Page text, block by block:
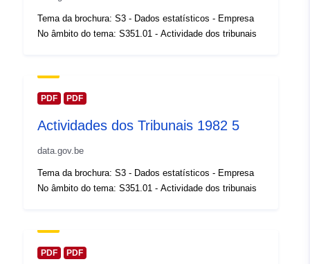
catálogo:
Atualizado em data.europa.eu:
30 July 2026
Espacial:
] ]
Identificadores: Q13974#ID
Tema da brochura: S3 - Dados estatísticos - Empresa
No âmbito do tema: S351.01 - Actividade dos tribunais
PDF PDF
Actividades dos Tribunais 1982 5
data.gov.be
Tema da brochura: S3 - Dados estatísticos - Empresa
No âmbito do tema: S351.01 - Actividade dos tribunais
PDF PDF